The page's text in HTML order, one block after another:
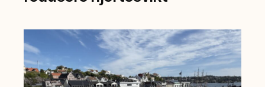
Universitetet
i
Bergen.